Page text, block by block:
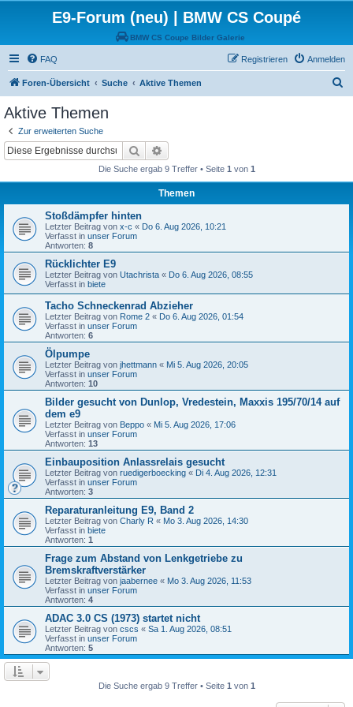
E9-Forum (neu) | BMW CS Coupé
BMW CS Coupe Bilder Galerie
FAQ Anmelden
Registrieren
Foren-Übersicht Suche Aktive Themen
Aktive Themen
Zur erweiterten Suche
Suche
Die Suche ergab 9 Treffer • Seite 1 von 1
Themen
Stoßdämpfer hinten
Letzter Beitrag von x-c « Do 6. Aug 2026, 10:21
Verfasst in unser Forum
Antworten: 8
Rücklichter E9
Letzter Beitrag von Utachrista « Do 6. Aug 2026, 08:55
Verfasst in biete
Tacho Schneckenrad Abzieher
Letzter Beitrag von Rome 2 « Do 6. Aug 2026, 01:54
Verfasst in unser Forum
Antworten: 6
Ölpumpe
Letzter Beitrag von jhettmann « Mi 5. Aug 2026, 20:05
Verfasst in unser Forum
Antworten: 10
Bilder gesucht von Dunlop, Vredestein, Maxxis 195/70/14 auf
dem e9
Letzter Beitrag von Beppo « Mi 5. Aug 2026, 17:06
Verfasst in unser Forum
Antworten: 13
Einbauposition Anlassrelais gesucht
Letzter Beitrag von ruedigerboecking « Di 4. Aug 2026, 12:31
Verfasst in unser Forum
Antworten: 3
Reparaturanleitung E9, Band 2
Letzter Beitrag von Charly R « Mo 3. Aug 2026, 14:30
Verfasst in biete
Antworten: 1
Frage zum Abstand von Lenkgetriebe zu
Bremskraftverstärker
Letzter Beitrag von jaabernee « Mo 3. Aug 2026, 11:53
Verfasst in unser Forum
Antworten: 4
ADAC 3.0 CS (1973) startet nicht
Letzter Beitrag von cscs « Sa 1. Aug 2026, 08:51
Verfasst in unser Forum
Antworten: 5
Die Suche ergab 9 Treffer • Seite 1 von 1